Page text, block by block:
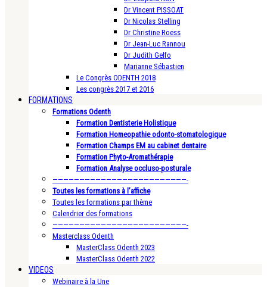
Dr Vincent PISSOAT
Dr Nicolas Stelling
Dr Christine Roess
Dr Jean-Luc Rannou
Dr Judith Gelfo
Marianne Sébastien
Le Congrès ODENTH 2018
Les congrès 2017 et 2016
FORMATIONS
Formations Odenth
Formation Dentisterie Holistique
Formation Homeopathie odonto-stomatologique
Formation Champs EM au cabinet dentaire
Formation Phyto-Aromathérapie
Formation Analyse occluso-posturale
—————————————————————————-
Toutes les formations à l’affiche
Toutes les formations par thème
Calendrier des formations
—————————————————————————-
Masterclass Odenth
MasterClass Odenth 2023
MasterClass Odenth 2022
VIDEOS
Webinaire à la Une